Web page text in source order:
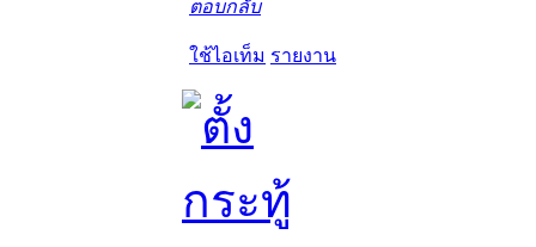
ตอบกลับ
ใช้ไอเท็ม รายงาน